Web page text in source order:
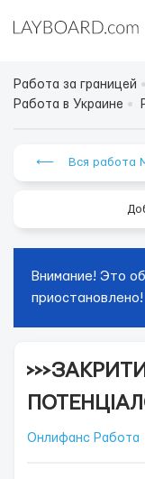
Работа за границей
Работа в Украине
⟵ Вся работа
Внимание! Это
приостановлено!
Онлифанс Работа